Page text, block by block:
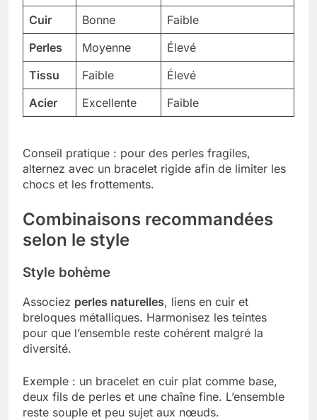
Cuir
Bonne
Faible
Perles
Moyenne
Élevé
Tissu
Faible
Élevé
Acier
Excellente Faible
Conseil pratique : pour des perles fragiles,
alternez avec un bracelet rigide afin de limiter les
chocs et les frottements.
Combinaisons recommandées
selon le style
Style bohème
Associez perles naturelles, liens en cuir et
breloques métalliques. Harmonisez les teintes
pour que l’ensemble reste cohérent malgré la
diversité.
Exemple : un bracelet en cuir plat comme base,
deux fils de perles et une chaîne fine. L’ensemble
reste souple et peu sujet aux nœuds.